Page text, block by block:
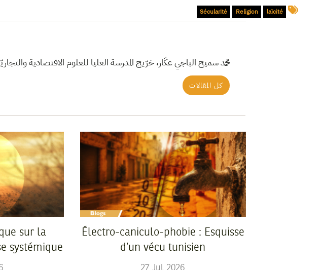
laïcité
Religion
Sécularité
محمد سميح الباجي عكّاز، خرّيج المدرسة العليا للعلوم الاقتصادية
كل المقالات
sur la
systémique
Électro-caniculo-phobie : Esquisse
d’un vécu tunisien
27 Jul 2026